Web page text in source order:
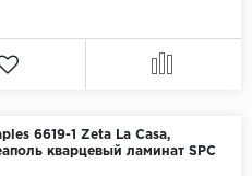
6619-1 Zeta La Casa,
кварцевый ламинат SPC